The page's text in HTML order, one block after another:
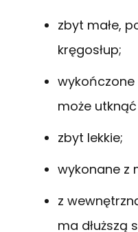
zbyt małe,
kręgosłup;
może utknąć
zbyt lekkie;
wykonane z
z
ma dłuższą